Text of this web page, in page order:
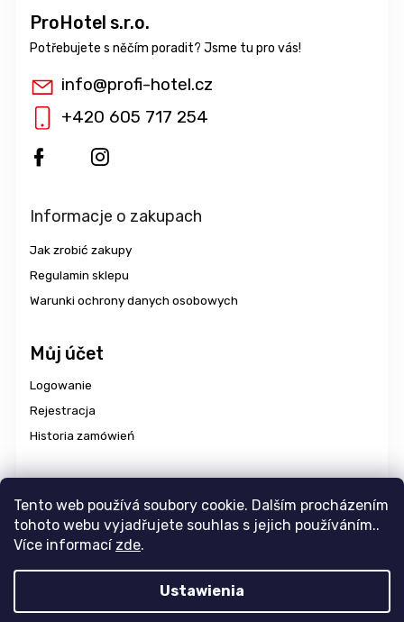
Tento web používá soubory cookie. Dalším procházením
tohoto webu vyjadřujete souhlas s jejich používáním..
Více informací zde.
Ustawienia
ProHotel s.r.o.
info@profi-hotel.cz
+420 605 717 254
Informacje o zakupach
Jak zrobić zakupy
Regulamin sklepu
Warunki ochrony danych osobowych
Můj účet
Logowanie
Rejestracja
Historia zamówień
Edytuj ustawienia plików cookie